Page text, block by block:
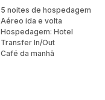
5 noites de hospedagem
Aéreo ida e volta
Hospedagem: Hotel
Transfer In/Out
Café da manhã